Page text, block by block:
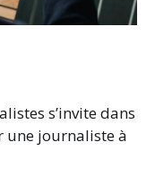
s’invite dans
une journaliste à